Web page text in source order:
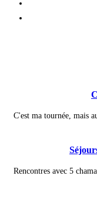
C'est ma tournée, mais
Rencontres avec 5